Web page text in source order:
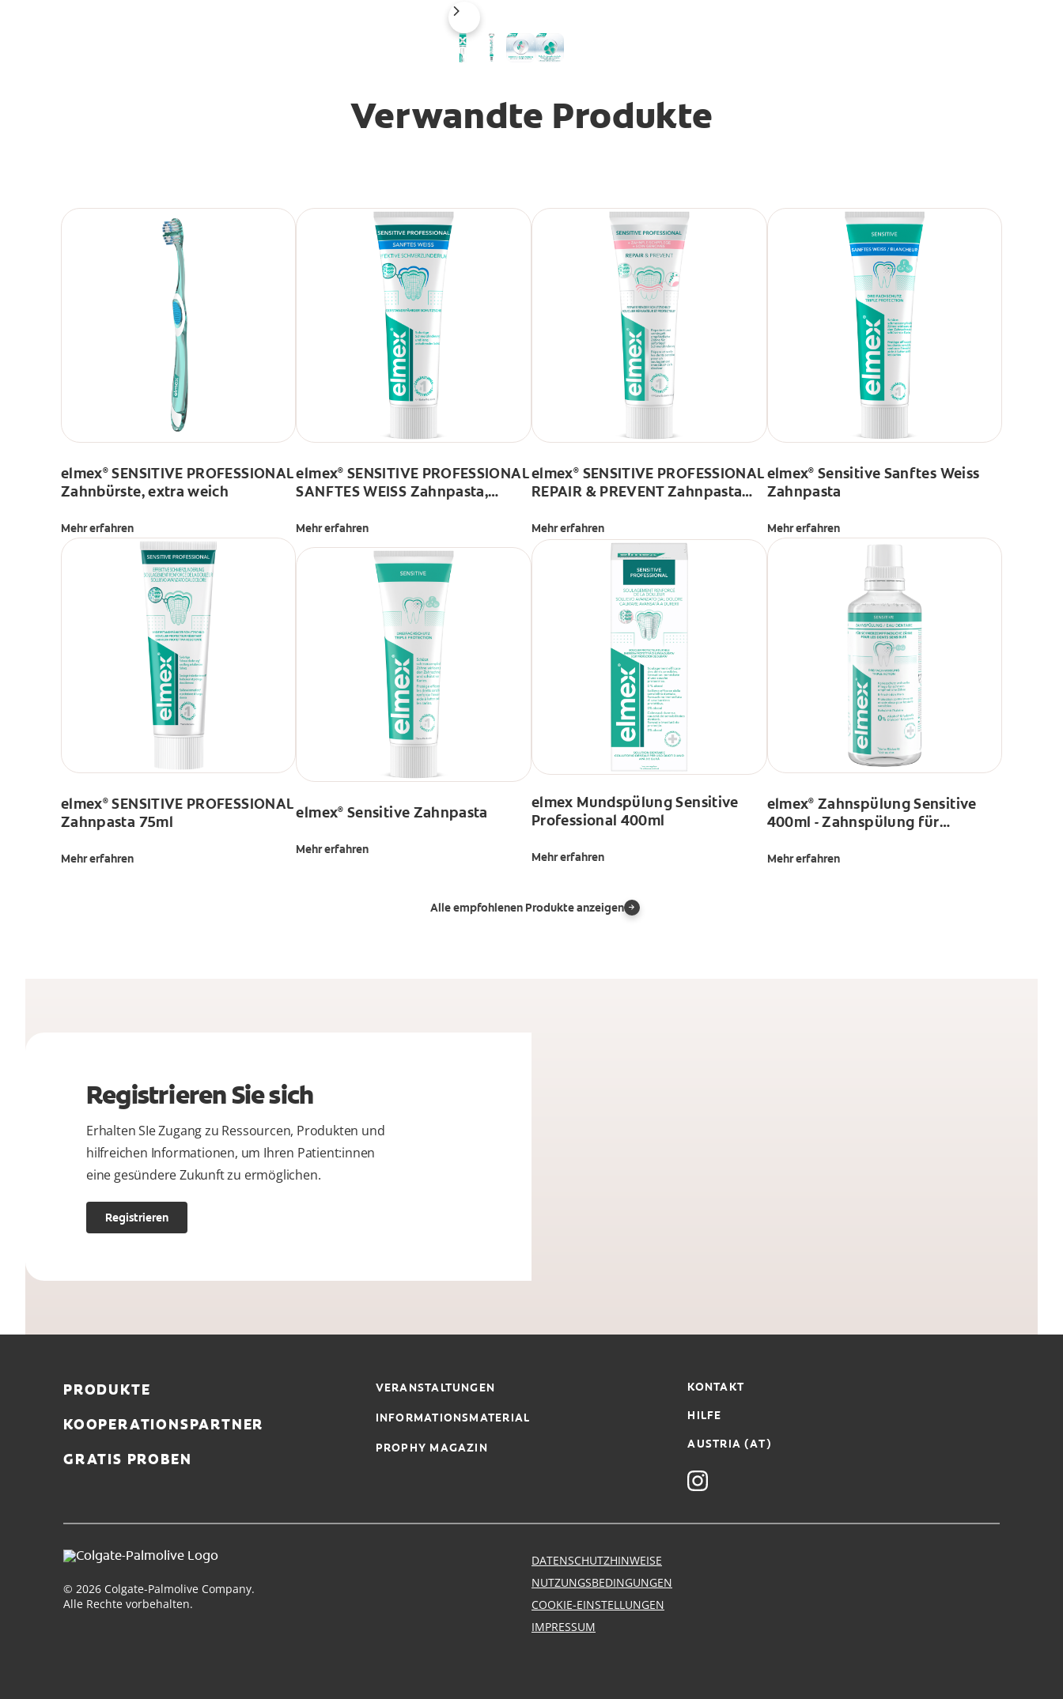
Verwandte Produkte
elmex® SENSITIVE PROFESSIONAL
Zahnbürste, extra weich
Mehr erfahren
elmex® SENSITIVE PROFESSIONAL
SANFTES WEISS Zahnpasta,
Zähne & Verfärbungen
Mehr erfahren
elmex® SENSITIVE PROFESSIONAL
REPAIR & PREVENT Zahnpasta
Mehr erfahren
elmex® Sensitive Sanftes Weiss
Zahnpasta
Mehr erfahren
elmex® SENSITIVE PROFESSIONAL
Zahnpasta 75ml
Mehr erfahren
elmex® Sensitive Zahnpasta
Mehr erfahren
elmex Mundspülung Sensitive
Professional 400ml
Mehr erfahren
elmex® Zahnspülung Sensitive
400ml - Zahnspülung für
schmerzempfindlichen Zähnen
Mehr erfahren
Alle empfohlenen Produkte anzeigen
Registrieren Sie sich
Erhalten SIe Zugang zu Ressourcen, Produkten und
hilfreichen Informationen, um Ihren Patient:innen
eine gesündere Zukunft zu ermöglichen.
Registrieren
PRODUKTE
KOOPERATIONSPARTNER
GRATIS PROBEN
VERANSTALTUNGEN
INFORMATIONSMATERIAL
PROPHY MAGAZIN
KONTAKT
HILFE
AUSTRIA (AT)
© 2026 Colgate-Palmolive Company.
Alle Rechte vorbehalten.
DATENSCHUTZHINWEISE
NUTZUNGSBEDINGUNGEN
COOKIE-EINSTELLUNGEN
IMPRESSUM